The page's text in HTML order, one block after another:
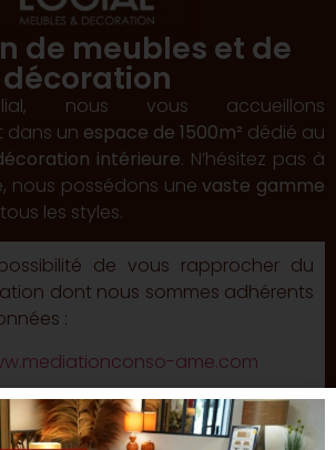
de meubles et de
décoration
nous vous accueillons
dans un espace de 1500m² dédié au
intérieure. N’hésitez pas à
nous possédons unevaste gamme
les styles.
de vous rapprocher du
dont nous sommes adhérents
:
ame.com
197 Boulevard Saint Germain –